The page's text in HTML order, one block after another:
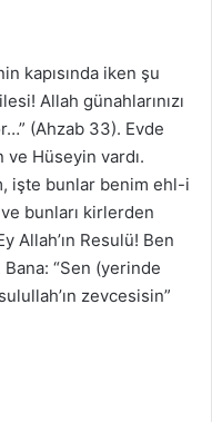
kapısında iken şu
Allah günahlarınızı
(Ahzab 33). Evde
ve Hüseyin vardı.
işte bunlar benim ehl-i
bunları kirlerden
Allah’ın Resulü! Ben
“Sen (yerinde
zevcesisin”